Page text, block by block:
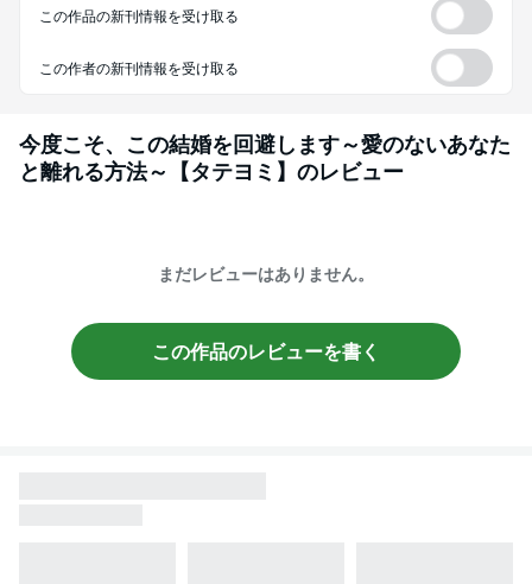
この作品の新刊情報を受け取る
この作者の新刊情報を受け取る
今度こそ、この結婚を回避します～愛のないあなた
と離れる方法～【タテヨミ】 のレビュー
まだレビューはありません。
この作品のレビューを書く